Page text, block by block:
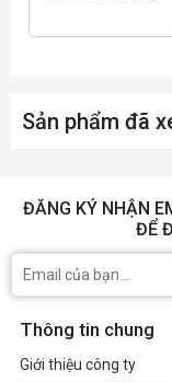
Sản phẩm đã
ĐĂNG KÝ NHẬN
ĐỂ
Thông tin chung
Giới thiệu công ty